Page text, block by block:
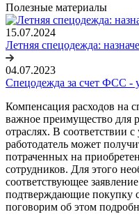
Полезные материалы
15.07.2024
Летняя спецодежда:
04.07.2023
Спецодежда за счет ФСС -
Компенсация расходов на
важное преимущество для
отраслях. В соответствии
работодатель может
потраченных на
сотрудников. Для этого
соответствующее
подтверждающие покупку
поговорим об этом